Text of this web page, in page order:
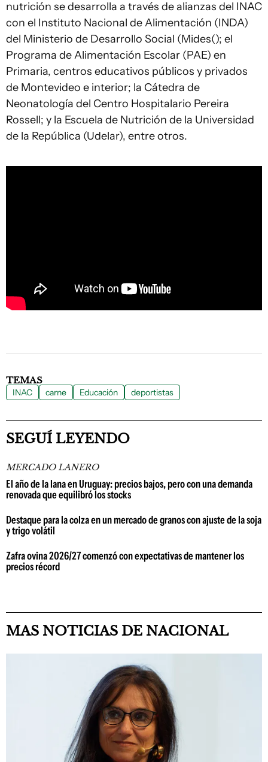
nutrición se desarrolla a través de alianzas del INAC
con el Instituto Nacional de Alimentación (INDA)
del Ministerio de Desarrollo Social (Mides(); el
Programa de Alimentación Escolar (PAE) en
Primaria, centros educativos públicos y privados
de Montevideo e interior; la Cátedra de
Neonatología del Centro Hospitalario Pereira
Rossell; y la Escuela de Nutrición de la Universidad
de la República (Udelar), entre otros.
TEMAS
INAC carne Educación deportistas
SEGUÍ LEYENDO
MERCADO LANERO
El año de la lana en Uruguay: precios bajos, pero con una demanda
renovada que equilibró los stocks
Destaque para la colza en un mercado de granos con ajuste de la soja
y trigo volátil
Zafra ovina 2026/27 comenzó con expectativas de mantener los
precios récord
MAS NOTICIAS DE NACIONAL